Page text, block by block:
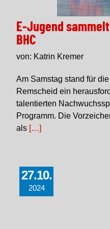
E-Jugend
BHC
von: Katrin Kremer
Am Samstag stand für
Remscheid ein
talentierten
Programm. Die
als […]
27.10.
2024